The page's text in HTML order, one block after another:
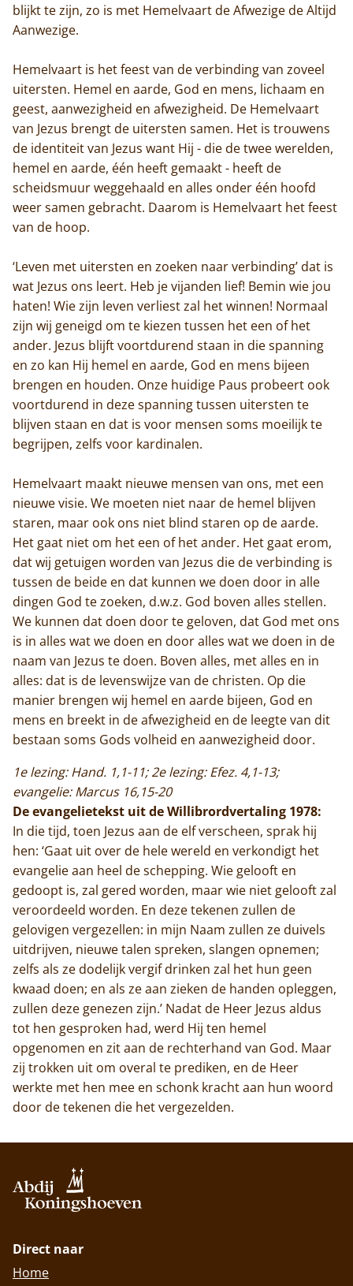
Home
Trappisten
De abdij
Actueel
Monnik worden
blijkt te zijn, zo is met Hemelvaart de Afwezige de Altijd
Aanwezige.
Hemelvaart is het feest van de verbinding van zoveel
uitersten. Hemel en aarde, God en mens, lichaam en
geest, aanwezigheid en afwezigheid. De Hemelvaart
van Jezus brengt de uitersten samen. Het is trouwens
de identiteit van Jezus want Hij - die de twee werelden,
hemel en aarde, één heeft gemaakt - heeft de
scheidsmuur weggehaald en alles onder één hoofd
weer samen gebracht. Daarom is Hemelvaart het feest
van de hoop.
‘Leven met uitersten en zoeken naar verbinding’ dat is
wat Jezus ons leert. Heb je vijanden lief! Bemin wie jou
haten! Wie zijn leven verliest zal het winnen! Normaal
zijn wij geneigd om te kiezen tussen het een of het
ander. Jezus blijft voortdurend staan in die spanning
en zo kan Hij hemel en aarde, God en mens bijeen
brengen en houden. Onze huidige Paus probeert ook
voortdurend in deze spanning tussen uitersten te
blijven staan en dat is voor mensen soms moeilijk te
begrijpen, zelfs voor kardinalen.
Hemelvaart maakt nieuwe mensen van ons, met een
nieuwe visie. We moeten niet naar de hemel blijven
staren, maar ook ons niet blind staren op de aarde.
Het gaat niet om het een of het ander. Het gaat erom,
dat wij getuigen worden van Jezus die de verbinding is
tussen de beide en dat kunnen we doen door in alle
dingen God te zoeken, d.w.z. God boven alles stellen.
We kunnen dat doen door te geloven, dat God met ons
is in alles wat we doen en door alles wat we doen in de
naam van Jezus te doen. Boven alles, met alles en in
alles: dat is de levenswijze van de christen. Op die
manier brengen wij hemel en aarde bijeen, God en
mens en breekt in de afwezigheid en de leegte van dit
bestaan soms Gods volheid en aanwezigheid door.
1e lezing: Hand. 1,1-11; 2e lezing: Efez. 4,1-13;
evangelie: Marcus 16,15-20
De evangelietekst uit de Willibrordvertaling 1978:
In die tijd, toen Jezus aan de elf verscheen, sprak hij
hen: ‘Gaat uit over de hele wereld en verkondigt het
evangelie aan heel de schepping. Wie gelooft en
gedoopt is, zal gered worden, maar wie niet gelooft zal
veroordeeld worden. En deze tekenen zullen de
gelovigen vergezellen: in mijn Naam zullen ze duivels
uitdrijven, nieuwe talen spreken, slangen opnemen;
zelfs als ze dodelijk vergif drinken zal het hun geen
kwaad doen; en als ze aan zieken de handen opleggen,
zullen deze genezen zijn.’ Nadat de Heer Jezus aldus
tot hen gesproken had, werd Hij ten hemel
opgenomen en zit aan de rechterhand van God. Maar
zij trokken uit om overal te prediken, en de Heer
werkte met hen mee en schonk kracht aan hun woord
door de tekenen die het vergezelden.
Direct naar
Home